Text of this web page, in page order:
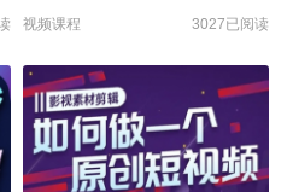
视频课程 3027已阅读